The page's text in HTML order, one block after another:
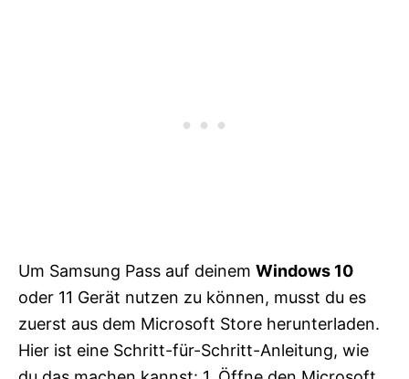
Um Samsung Pass auf deinem Windows 10
oder 11 Gerät nutzen zu können, musst du es
zuerst aus dem Microsoft Store herunterladen.
Hier ist eine Schritt-für-Schritt-Anleitung, wie